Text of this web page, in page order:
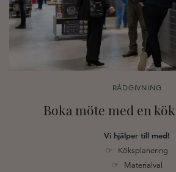
RÅDGIVNING
Boka möte med en
Vi hjälper till med!
☞ Köksplanering
☞ Materialval